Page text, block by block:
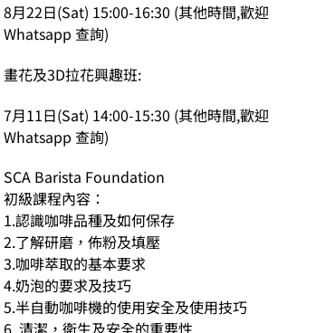
BUY NOW BUY NOW
8月22日(Sat) 15:00-16:30 (其他時間,歡迎
Whatsapp 查詢)
畫花及3D拉花興趣班:
7月11日(Sat) 14:00-15:30 (其他時間,歡迎
Whatsapp 查詢)
SCA Barista Foundation
初級課程內容：
1.認識咖啡品種及如何保存
2.了解研磨，佈粉及填壓
3.咖啡萃取的基本要求
4.奶泡的要求及技巧
5.半自動咖啡機的使用安全及使用技巧